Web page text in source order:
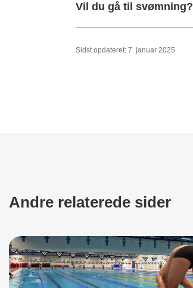
Vil du gå til svømning?
Sidst opdateret: 7. januar 2025
Andre relaterede sider